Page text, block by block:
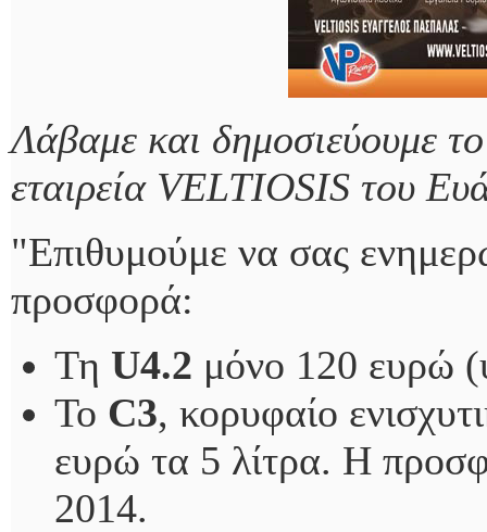
Λάβαμε και δημοσιεύουμε
εταιρεία VELTIOSIS του
"Επιθυμούμε να σας
προσφορά:
Τη U4.2 μόνο 120 ευρώ
Το C3, κορυφαίο
ευρώ τα 5 λίτρα. Η
2014.